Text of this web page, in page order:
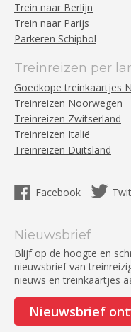
Trein naar Berlijn
Trein naar Parijs
Parkeren Schiphol
Treinreizen per
Goedkope treinkaartjes
Treinreizen Noorwegen
Treinreizen Zwitserland
Treinreizen Italië
Treinreizen Duitsland
Facebook
Nieuwsbrief
Blijf op de hoogte en
nieuwsbrief van
nieuws en treinkaartjes
Nieuwsbrief